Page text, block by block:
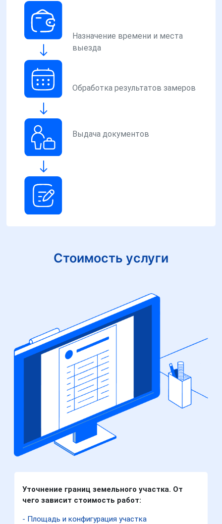
Назначение времени и места
выезда
Обработка результатов замеров
Выдача документов
Стоимость услуги
Уточнение границ земельного участка. От
чего зависит стоимость работ:
- Площадь и конфигурация участка